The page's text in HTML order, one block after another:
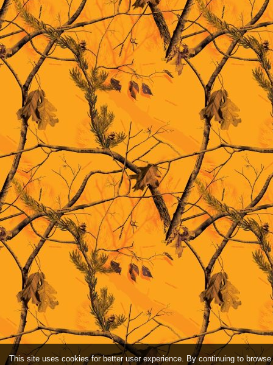
This site uses cookies for better user experience. By continuing to